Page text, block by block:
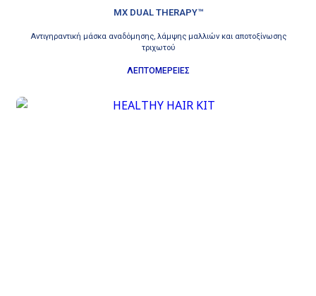
MX DUAL THERAPY™
Αντιγηραντική μάσκα αναδόμησης, λάμψης μαλλιών και αποτοξίνωσης
τριχωτού
ΛΕΠΤΟΜΕΡΕΙΕΣ